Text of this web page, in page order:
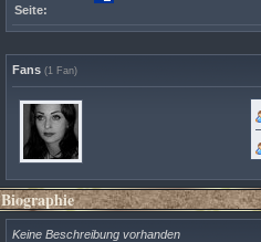
Seite:
Fans (1 Fan)
Biographie
Keine Beschreibung vorhanden